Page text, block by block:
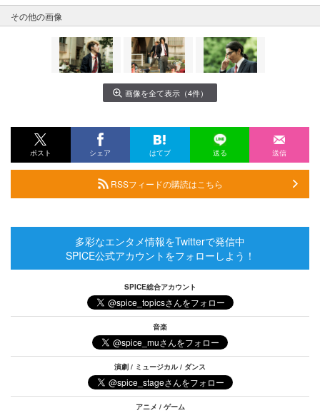
その他の画像
画像を全て表示（4件）
ポスト シェア はてブ 送る 送信
RSSフィードの購読はこちら
多彩なエンタメ情報をTwitterで発信中
SPICE公式アカウントをフォローしよう！
SPICE総合アカウント
音楽
演劇 / ミュージカル / ダンス
アニメ / ゲーム